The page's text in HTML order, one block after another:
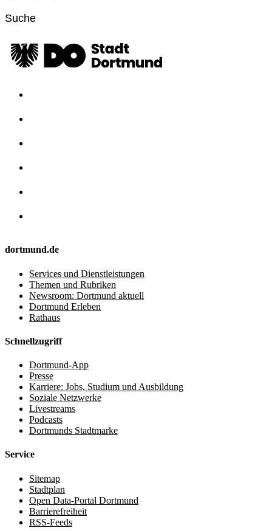
dortmund.de
Services und Dienstleistungen
Themen und Rubriken
Newsroom: Dortmund aktuell
Dortmund Erleben
Rathaus
Schnellzugriff
Dortmund-App
Presse
Karriere: Jobs, Studium und Ausbildung
Soziale Netzwerke
Livestreams
Podcasts
Dortmunds Stadtmarke
Service
Sitemap
Stadtplan
Open Data-Portal Dortmund
Barrierefreiheit
RSS-Feeds